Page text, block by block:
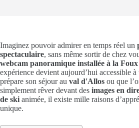
Imaginez pouvoir admirer en temps réel un
spectaculaire, sans même sortir de chez
webcam panoramique installée à la
expérience devient aujourd’hui accessible à
prépare son séjour au val d'Allos ou que
simplement rêver devant des images en
de ski animée, il existe mille raisons
unique.